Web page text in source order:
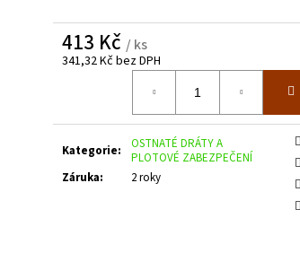
413 Kč / ks
341,32 Kč bez DPH
Kategorie:
OSTNATÉ DRÁTY A
PLOTOVÉ ZABEZPEČENÍ
Záruka: 2 roky
,,PSANÍČKO" Š. 3600 MM V. 2000 MM